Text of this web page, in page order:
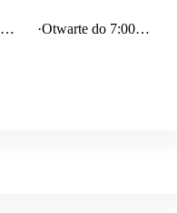
·Otwarte do 7:00